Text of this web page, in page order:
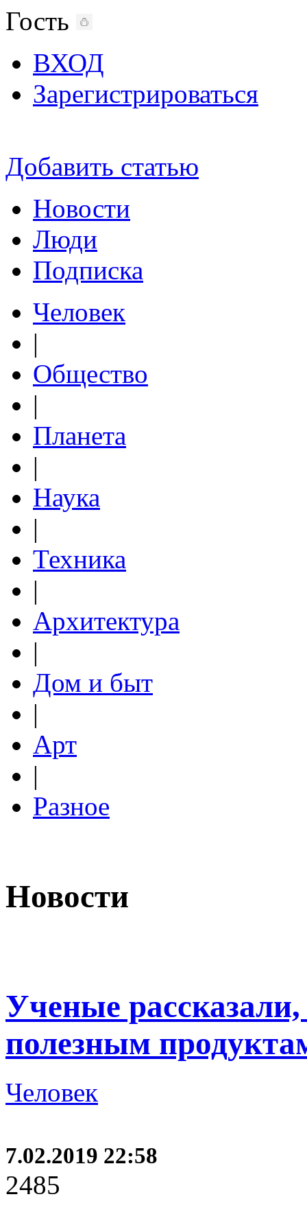
Гость
ВХОД
Зарегистрироваться
Добавить статью
Новости
Люди
Подписка
Человек
|
Общество
|
Планета
|
Наука
|
Техника
|
Архитектура
|
Дом и быт
|
Арт
|
Разное
Новости
Ученые
полезным
Человек
7.02.2019 22:58
2485